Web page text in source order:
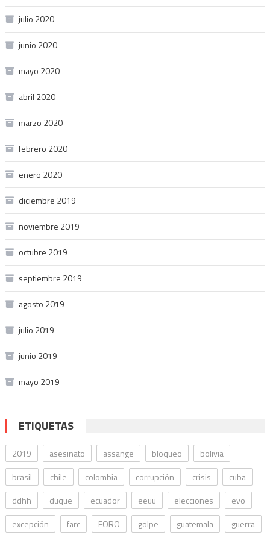
julio 2020
junio 2020
mayo 2020
abril 2020
marzo 2020
febrero 2020
enero 2020
diciembre 2019
noviembre 2019
octubre 2019
septiembre 2019
agosto 2019
julio 2019
junio 2019
mayo 2019
ETIQUETAS
2019 asesinato assange bloqueo
bolivia
brasil
chile colombia corrupción crisis
cuba
ddhh
duque ecuador eeuu elecciones
evo
excepción
farc FORO golpe guatemala guerra